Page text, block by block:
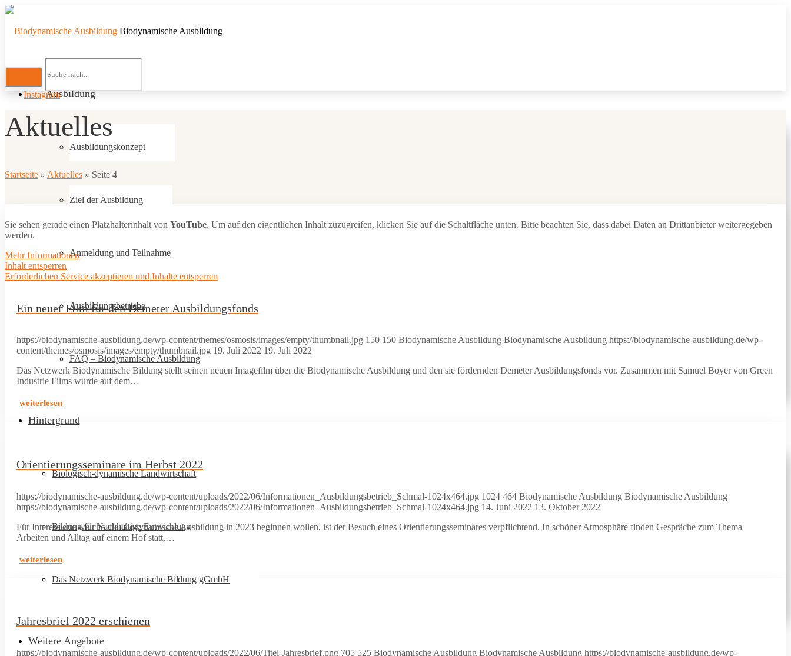
Biodynamische Ausbildung
Ausbildung
Ausbildungskonzept
Ziel der Ausbildung
Anmeldung und Teilnahme
Ausbildungsbetriebe
FAQ – Biodynamische Ausbildung
Hintergrund
Biologisch-dynamische Landwirtschaft
Bildung für Nachhaltige Entwicklung
Das Netzwerk Biodynamische Bildung gGmbH
Weitere Angebote
Instagram
Aktuelles
Startseite » Aktuelles » Seite 4
Sie sehen gerade einen Platzhalterinhalt von YouTube. Um auf den eigentlichen Inhalt zuzugreifen, klicken Sie auf die Schaltfläche unten. Bitte beachten Sie, dass dabei Daten an Drittanbieter weitergegeben
werden.
Mehr Informationen
Inhalt entsperren
Erforderlichen Service akzeptieren und Inhalte entsperren
Ein neuer Film für den Demeter Ausbildungsfonds
https://biodynamische-ausbildung.de/wp-content/themes/osmosis/images/empty/thumbnail.jpg 150 150 Biodynamische Ausbildung Biodynamische Ausbildung https://biodynamische-ausbildung.de/wp-
content/themes/osmosis/images/empty/thumbnail.jpg 19. Juli 2022 19. Juli 2022
Das Netzwerk Biodynamische Bildung stellt seinen neuen Imagefilm über die Biodynamische Ausbildung und den sie fördernden Demeter Ausbildungsfonds vor. Zusammen mit Samuel Boyer von Green
Industrie Films wurde auf dem…
weiterlesen
Orientierungsseminare im Herbst 2022
https://biodynamische-ausbildung.de/wp-content/uploads/2022/06/Informationen_Ausbildungsbetrieb_Schmal-1024x464.jpg 1024 464 Biodynamische Ausbildung Biodynamische Ausbildung
https://biodynamische-ausbildung.de/wp-content/uploads/2022/06/Informationen_Ausbildungsbetrieb_Schmal-1024x464.jpg 14. Juni 2022 13. Oktober 2022
Für Interessierte welche die Biodynamische Ausbildung in 2023 beginnen wollen, ist der Besuch eines Orientierungsseminares verpflichtend. In schöner Atmosphäre finden Gespräche zum Thema
Arbeiten und Alltag auf einem Hof statt,…
weiterlesen
Jahresbrief 2022 erschienen
https://biodynamische-ausbildung.de/wp-content/uploads/2022/06/Titel-Jahresbrief.png 705 525 Biodynamische Ausbildung Biodynamische Ausbildung https://biodynamische-ausbildung.de/wp-